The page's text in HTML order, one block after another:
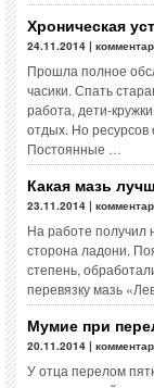
Хроническая
24.11.2014 |
Прошла полное
часики. Спать
работа, дети-
отдых. Но ресурсов
Постоянные …
Какая мазь
23.11.2014 |
На работе получил
сторона ладони.
степень,
перевязку мазь
Мумие при
20.11.2014 |
У отца перелом